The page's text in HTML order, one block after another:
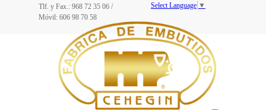
Select Language ▼
Tlf. y Fax.: 968 72 35 06 /
Móvil: 606 98 70 58